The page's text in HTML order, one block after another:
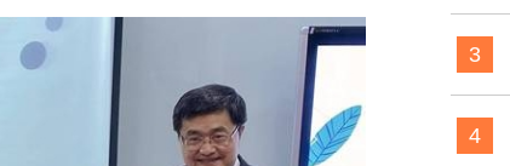
3
4